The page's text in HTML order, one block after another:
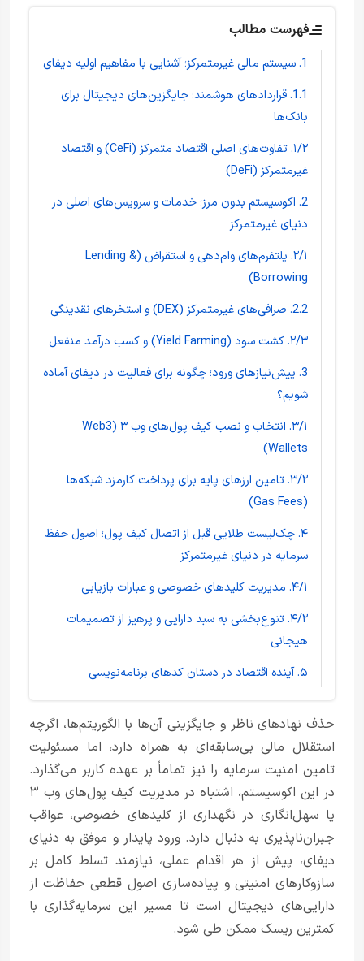
فهرست مطالب
1. سیستم مالی غیرمتمرکز؛ آشنایی با مفاهیم اولیه دیفای
1.1. قراردادهای هوشمند؛ جایگزین‌های دیجیتال برای
بانک‌ها
۱/۲. تفاوت‌های اصلی اقتصاد متمرکز (CeFi) و اقتصاد
غیرمتمرکز (DeFi)
2. اکوسیستم بدون مرز؛ خدمات و سرویس‌های اصلی در
دنیای غیرمتمرکز
۲/۱. پلتفرم‌های وام‌دهی و استقراض (Lending &
Borrowing)
2.2. صرافی‌های غیرمتمرکز (DEX) و استخرهای نقدینگی
۲/۳. کشت سود (Yield Farming) و کسب درآمد منفعل
3. پیش‌نیازهای ورود؛ چگونه برای فعالیت در دیفای آماده
شویم؟
۳/۱. انتخاب و نصب کیف پول‌های وب ۳ (Web3
Wallets)
۳/۲. تامین ارزهای پایه برای پرداخت کارمزد شبکه‌ها
(Gas Fees)
۴. چک‌لیست طلایی قبل از اتصال کیف پول؛ اصول حفظ
سرمایه در دنیای غیرمتمرکز
۴/۱. مدیریت کلیدهای خصوصی و عبارات بازیابی
۴/۲. تنوع‌بخشی به سبد دارایی و پرهیز از تصمیمات
هیجانی
۵. آینده اقتصاد در دستان کدهای برنامه‌نویسی
حذف نهادهای ناظر و جایگزینی آن‌ها با الگوریتم‌ها، اگرچه
استقلال مالی بی‌سابقه‌ای به همراه دارد، اما مسئولیت
تامین امنیت سرمایه را نیز تماماً بر عهده کاربر می‌گذارد.
در این اکوسیستم، اشتباه در مدیریت کیف پول‌های وب ۳
یا سهل‌انگاری در نگهداری از کلیدهای خصوصی، عواقب
جبران‌ناپذیری به دنبال دارد. ورود پایدار و موفق به دنیای
دیفای، پیش از هر اقدام عملی، نیازمند تسلط کامل بر
سازوکارهای امنیتی و پیاده‌سازی اصول قطعی حفاظت از
دارایی‌های دیجیتال است تا مسیر این سرمایه‌گذاری با
کمترین ریسک ممکن طی شود.